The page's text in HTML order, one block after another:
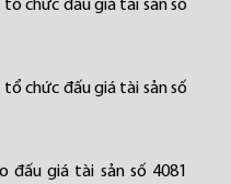
chức đấu giá tài sản số
chức đấu giá tài sản số
đấu giá tài sản số 4081